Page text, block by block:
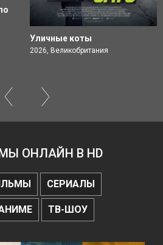
Уличные коты
2026, Великобритания
ОНЛАЙН В HD
СЕРИАЛЫ
ТВ-ШОУ